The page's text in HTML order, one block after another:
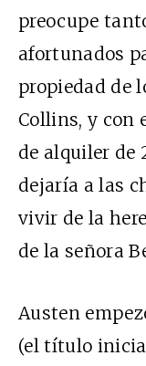
preocupe
afortunados
propiedad de
Collins, y con
de alquiler de
dejaría a las
vivir de la
de la señora
Austen
(el título